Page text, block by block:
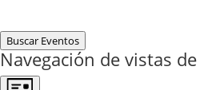
Buscar Eventos
Navegación de vistas